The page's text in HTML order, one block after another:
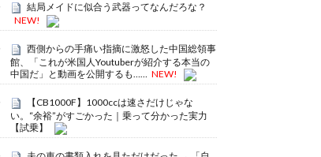
結局メイドに似合う武器ってなんだろな？
NEW!
西側からの手痛い指摘に激怒した中国総領事
館、「これが米国人Youtuberが紹介する本当の
中国だ」と動画を公開するも……
NEW!
【CB1000F】1000ccは速さだけじゃな
い。“余裕”がすごかった｜乗って分かった実力
【試乗】